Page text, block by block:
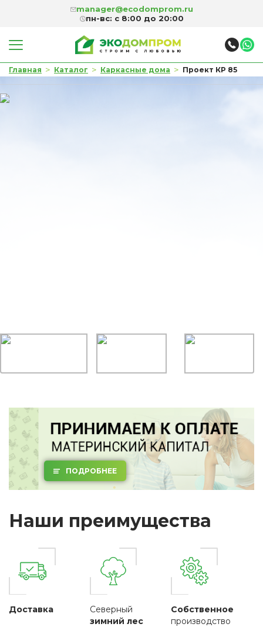
manager@ecodomprom.ru
пн-вс: с 8:00 до 20:00
Главная > Каталог > Каркасные дома > Проект КР 85
ПОДРОБНЕЕ
Наши преимущества
Доставка
Северный
зимний лес
Собственное
производство